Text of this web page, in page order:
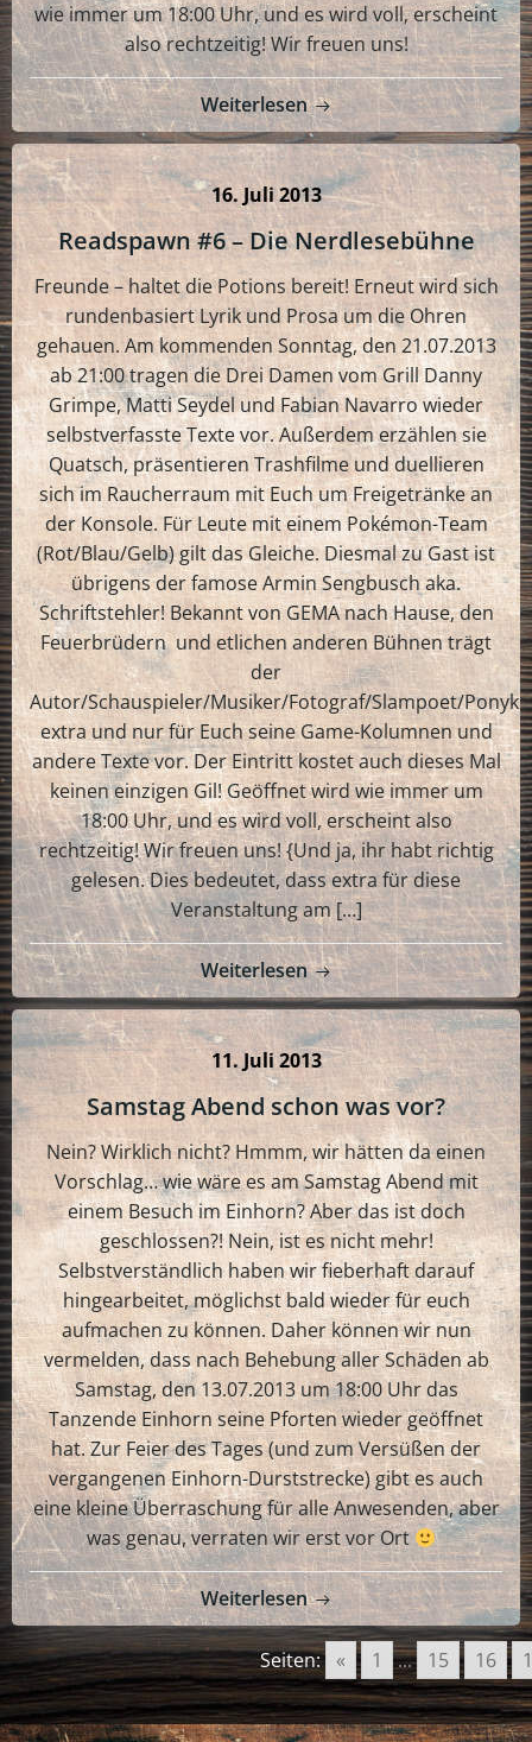
wie immer um 18:00 Uhr, und es wird voll, erscheint
also rechtzeitig! Wir freuen uns!
Weiterlesen
16. Juli 2013
Readspawn #6 – Die Nerdlesebühne
Freunde – haltet die Potions bereit! Erneut wird sich
rundenbasiert Lyrik und Prosa um die Ohren
gehauen. Am kommenden Sonntag, den 21.07.2013
ab 21:00 tragen die Drei Damen vom Grill Danny
Grimpe, Matti Seydel und Fabian Navarro wieder
selbstverfasste Texte vor. Außerdem erzählen sie
Quatsch, präsentieren Trashfilme und duellieren
sich im Raucherraum mit Euch um Freigetränke an
der Konsole. Für Leute mit einem Pokémon-Team
(Rot/Blau/Gelb) gilt das Gleiche. Diesmal zu Gast ist
übrigens der famose Armin Sengbusch aka.
Schriftstehler! Bekannt von GEMA nach Hause, den
Feuerbrüdern und etlichen anderen Bühnen trägt
der
Autor/Schauspieler/Musiker/Fotograf/Slampoet/
extra und nur für Euch seine Game-Kolumnen und
andere Texte vor. Der Eintritt kostet auch dieses Mal
keinen einzigen Gil! Geöffnet wird wie immer um
18:00 Uhr, und es wird voll, erscheint also
rechtzeitig! Wir freuen uns! {Und ja, ihr habt richtig
gelesen. Dies bedeutet, dass extra für diese
Veranstaltung am […]
Weiterlesen
11. Juli 2013
Samstag Abend schon was vor?
Nein? Wirklich nicht? Hmmm, wir hätten da einen
Vorschlag… wie wäre es am Samstag Abend mit
einem Besuch im Einhorn? Aber das ist doch
geschlossen?! Nein, ist es nicht mehr!
Selbstverständlich haben wir fieberhaft darauf
hingearbeitet, möglichst bald wieder für euch
aufmachen zu können. Daher können wir nun
vermelden, dass nach Behebung aller Schäden ab
Samstag, den 13.07.2013 um 18:00 Uhr das
Tanzende Einhorn seine Pforten wieder geöffnet
hat. Zur Feier des Tages (und zum Versüßen der
vergangenen Einhorn-Durststrecke) gibt es auch
eine kleine Überraschung für alle Anwesenden, aber
was genau, verraten wir erst vor Ort
Weiterlesen
Seiten: « 1 ... 15 16